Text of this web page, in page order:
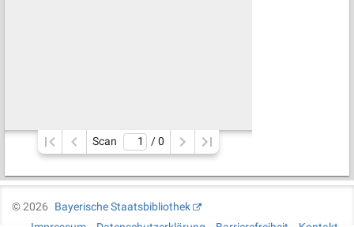
Scan / 0
©2026
Bayerische Staatsbibliothek